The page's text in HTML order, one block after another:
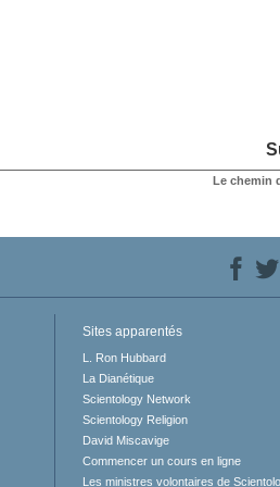
Le chemin
Sites apparentés
L. Ron Hubbard
La Dianétique
Scientology Network
Scientology Religion
David Miscavige
Commencer un cours en ligne
Les ministres volontaires de